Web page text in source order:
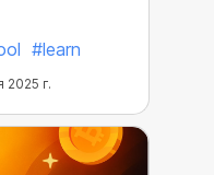
#learn
2025 г.